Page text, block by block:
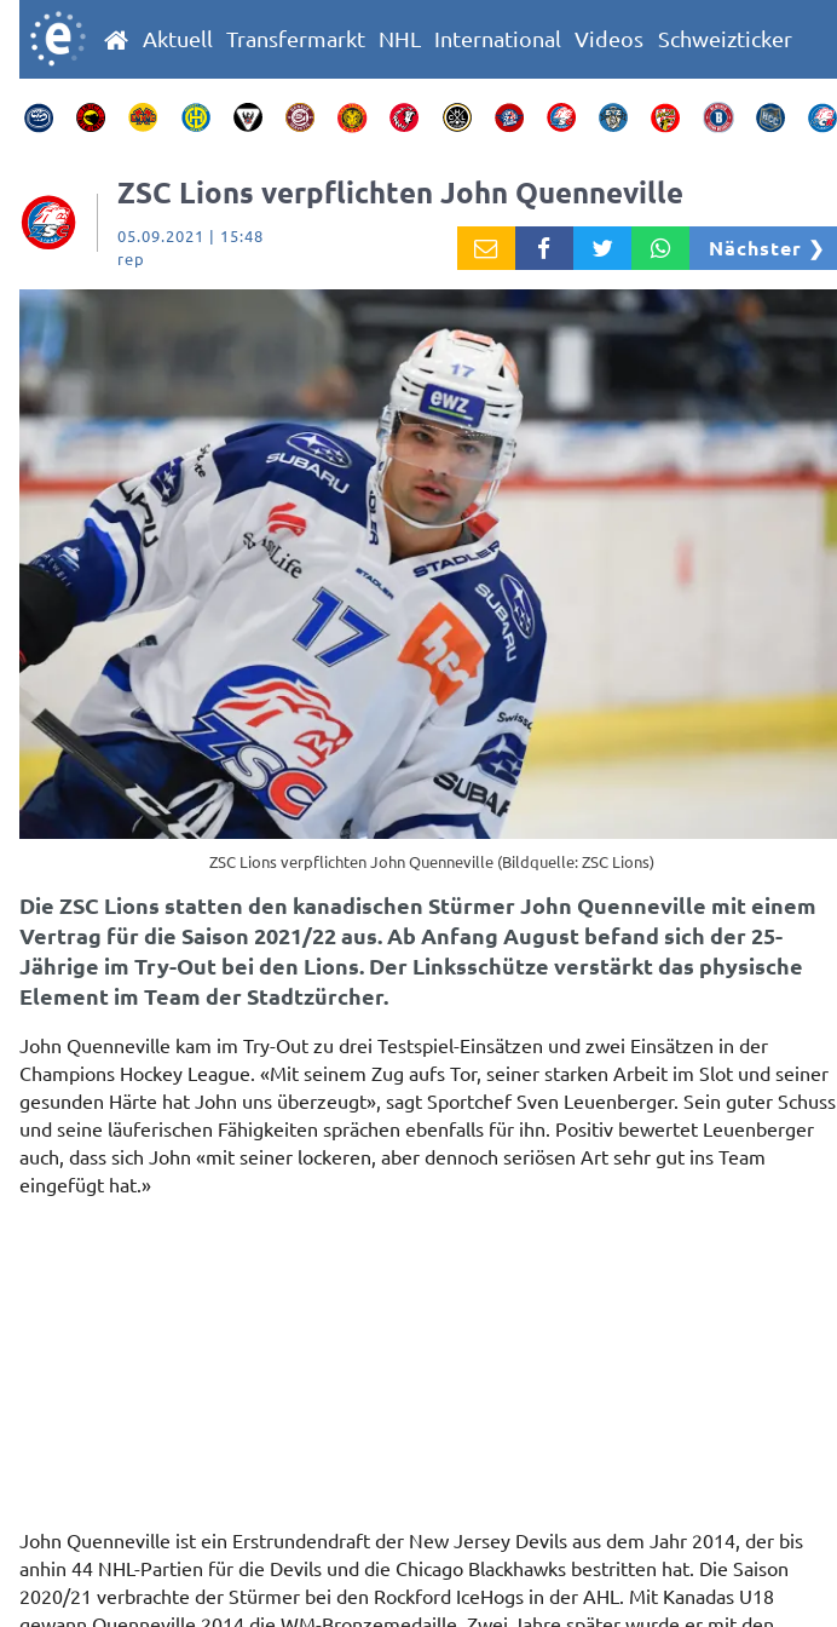
Aktuell Transfermarkt NHL International Videos Schweizticker
ZSC Lions verpflichten John Quenneville
05.09.2021 | 15:48
rep
Nächster ❯
ZSC Lions verpflichten John Quenneville (Bildquelle: ZSC Lions)
Die ZSC Lions statten den kanadischen Stürmer John Quenneville mit einem
Vertrag für die Saison 2021/22 aus. Ab Anfang August befand sich der 25-
Jährige im Try-Out bei den Lions. Der Linksschütze verstärkt das physische
Element im Team der Stadtzürcher.
John Quenneville kam im Try-Out zu drei Testspiel-Einsätzen und zwei Einsätzen in der
Champions Hockey League. «Mit seinem Zug aufs Tor, seiner starken Arbeit im Slot und seiner
gesunden Härte hat John uns überzeugt», sagt Sportchef Sven Leuenberger. Sein guter Schuss
und seine läuferischen Fähigkeiten sprächen ebenfalls für ihn. Positiv bewertet Leuenberger
auch, dass sich John «mit seiner lockeren, aber dennoch seriösen Art sehr gut ins Team
eingefügt hat.»
John Quenneville ist ein Erstrundendraft der New Jersey Devils aus dem Jahr 2014, der bis
anhin 44 NHL-Partien für die Devils und die Chicago Blackhawks bestritten hat. Die Saison
2020/21 verbrachte der Stürmer bei den Rockford IceHogs in der AHL. Mit Kanadas U18